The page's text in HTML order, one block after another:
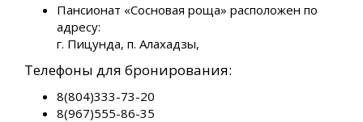
Пансионат «Сосновая роща» расположен по
адресу:
г. Пицунда, п. Алахадзы,
Телефоны для бронирования:
8(804)333-73-20
8(967)555-86-35